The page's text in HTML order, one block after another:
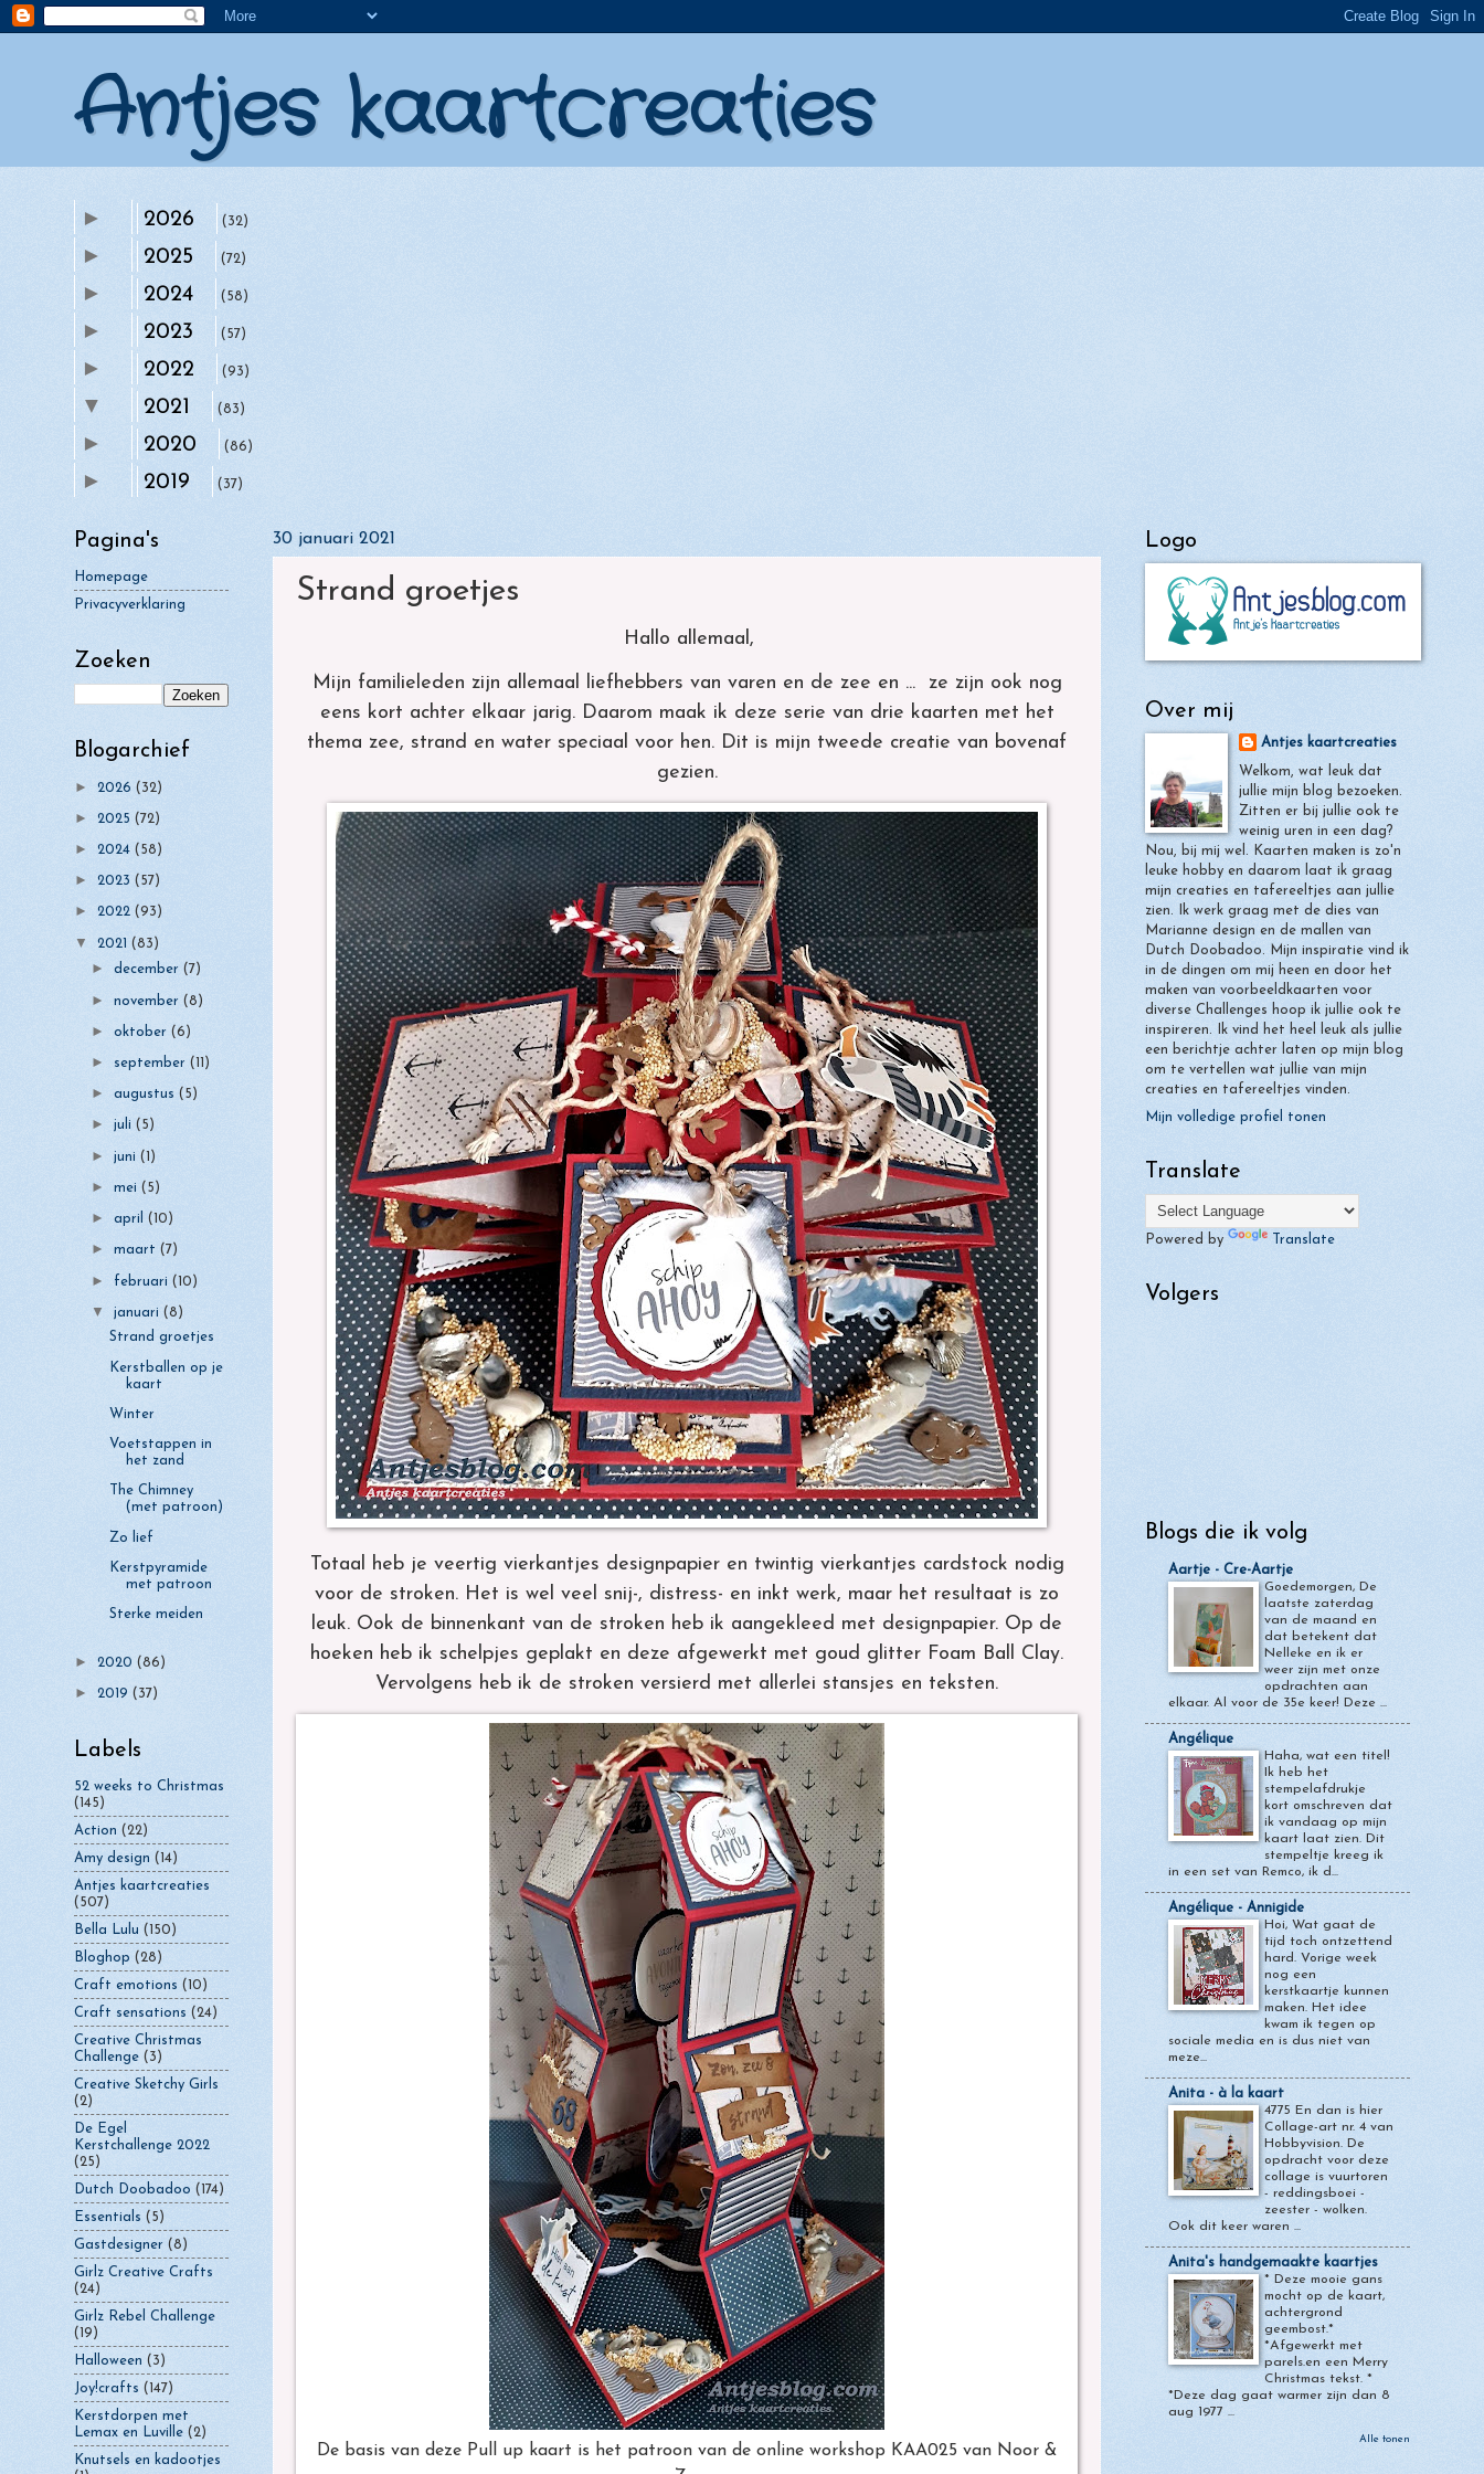
Antjes kaartcreaties
► 2026 (32)
► 2025 (72)
► 2024 (58)
► 2023 (57)
► 2022 (93)
▼ 2021 (83)
► december
► november
►
► augustus
►
► mei
► april
► maart
►
▼ januari
groetjes
Kerstballen op je
kaart
Wint
er
Voetstappen in het
zand
The Chimney (met
patroon)
Zo
lief
Kerstpyramide met
patroon
Sterke
meiden
► 2020 (86)
► 2019 (37)
30 januari 2021
Strand groetjes
Hallo allemaal,
Mijn familieleden zijn allemaal liefhebbers van varen en de zee en ... ze zijn ook nog
eens kort achter elkaar jarig. Daarom maak ik deze serie van drie kaarten met het
thema zee, strand en water speciaal voor hen. Dit is mijn tweede creatie van bovenaf
gezien.
Totaal heb je veertig vierkantjes designpapier en twintig vierkantjes cardstock nodig
voor de stroken. Het is wel veel snij-, distress- en inkt werk, maar het resultaat is zo
leuk. Ook de binnenkant van de stroken heb ik aangekleed met designpapier. Op de
hoeken heb ik schelpjes geplakt en deze afgewerkt met goud glitter Foam Ball Clay.
Vervolgens heb ik de stroken versierd met allerlei stansjes en teksten.
De basis van deze Pull up kaart is het patroon van de online workshop KAA025 van Noor &
Pagina's
Homepage
Privacyverklaring
Zoeken
Blogarchief
► 2026 (32)
► 2025 (72)
► 2024 (58)
► 2023 (57)
► 2022 (93)
▼ 2021 (83)
►december(7)
►november(8)
►oktober(6)
► september(11)
►augustus(5)
►juli(5)
►juni(1)
►mei(5)
►april(10)
►maart(7)
► februari(10)
▼januari(8)
Strand groetjes
Kerstballen op je
kaart
Winter
Voetstappen in
het zand
The Chimney
(met patroon)
Zo lief
Kerstpyramide
met patroon
Sterke meiden
► 2020 (86)
► 2019 (37)
Labels
52 weeks to Christmas
(145)
Action (22)
Amy design (14)
Antjes kaartcreaties
(507)
Bella Lulu (150)
Bloghop (28)
Craft emotions (10)
Craft sensations (24)
Creative Christmas
Challenge (3)
Creative Sketchy Girls
(2)
De Egel
Kerstchallenge 2022
(25)
Dutch Doobadoo (174)
Essentials (5)
Gastdesigner (8)
Girlz Creative Crafts
(24)
Girlz Rebel Challenge
(19)
Halloween (3)
Joy!crafts (147)
Kerstdorpen met
Lemax en Luville (2)
Knutsels en kadootjes
Logo
Over mij
Antjes kaartcreaties
Welkom, wat leuk dat
jullie mijn blog bezoeken.
Zitten er bij jullie ook te
weinig uren in een dag?
Nou, bij mij wel. Kaarten maken is zo'n
leuke hobby en daarom laat ik graag
mijn creaties en tafereeltjes aan jullie
zien. Ik werk graag met de dies van
Marianne design en de mallen van
Dutch Doobadoo. Mijn inspiratie vind ik
in de dingen om mij heen en door het
maken van voorbeeldkaarten voor
diverse Challenges hoop ik jullie ook te
inspireren. Ik vind het heel leuk als jullie
een berichtje achter laten op mijn blog
om te vertellen wat jullie van mijn
creaties en tafereeltjes vinden.
Mijn volledige profiel tonen
Translate
Powered by Translate
Volgers
Blogs die ik volg
Aartje - Cre-Aartje
Goedemorgen, De
laatste zaterdag
van de maand en
dat betekent dat
Nelleke en ik er
weer zijn met onze
opdrachten aan
elkaar. Al voor de 35e keer! Deze ...
Angélique
Haha, wat een titel!
Ik heb het
stempelafdrukje
kort omschreven dat
ik vandaag op mijn
kaart laat zien. Dit
stempeltje kreeg ik
in een set van Remco, ik d...
Angélique - Annigide
Hoi, Wat gaat de
tijd toch ontzettend
hard. Vorige week
nog een
kerstkaartje kunnen
maken. Het idee
kwam ik tegen op
sociale media en is dus niet van
meze...
Anita - à la kaart
4775 En dan is hier
Collage-art nr. 4 van
Hobbyvision. De
opdracht voor deze
collage is vuurtoren
- reddingsboei -
zeester - wolken.
Ook dit keer waren ...
Anita's handgemaakte kaartjes
* Deze mooie gans
mocht op de kaart,
achtergrond
geembost.*
*Afgewerkt met
parels.en een Merry
Christmas tekst. *
*Deze dag gaat warmer zijn dan 8
aug 1977 ...
Alle tonen